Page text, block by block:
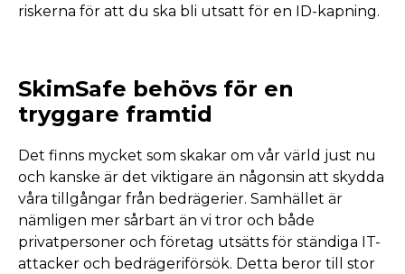
riskerna för att du ska bli utsatt för en ID-kapning.
SkimSafe behövs för en
tryggare framtid
Det finns mycket som skakar om vår värld just nu
och kanske är det viktigare än någonsin att skydda
våra tillgångar från bedrägerier. Samhället är
nämligen mer sårbart än vi tror och både
privatpersoner och företag utsätts för ständiga IT-
attacker och bedrägeriförsök. Detta beror till stor